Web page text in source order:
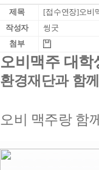
제목
[접수연장]오비
작성자
씽굿
첨부
오비맥주 대학
환경재단과 함
오비 맥주랑 함